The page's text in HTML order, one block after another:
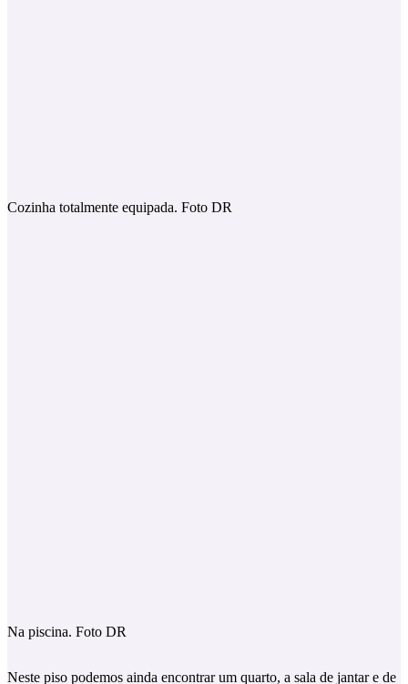
Cozinha totalmente equipada. Foto DR
Na piscina. Foto DR
Neste piso podemos ainda encontrar um quarto, a sala de jantar e de